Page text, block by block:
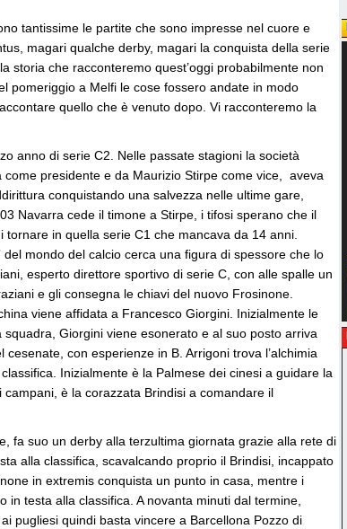
tantissime le partite che sono impresse nel cuore e
magari qualche derby, magari la conquista della serie
storia che racconteremo quest’oggi probabilmente non
pomeriggio a Melfi le cose fossero andate in modo
quello che è venuto dopo. Vi racconteremo la
anno di serie C2. Nelle passate stagioni la società
presidente e da Maurizio Stirpe come vice, aveva
conquistando una salvezza nelle ultime gare,
Navarra cede il timone a Stirpe, i tifosi sperano che il
in quella serie C1 che mancava da 14 anni.
mondo del calcio cerca una figura di spessore che lo
esperto direttore sportivo di serie C, con alle spalle un
e gli consegna le chiavi del nuovo Frosinone.
viene affidata a Francesco Giorgini. Inizialmente le
Giorgini viene esonerato e al suo posto arriva
con esperienze in B. Arrigoni trova l’alchimia
Inizialmente è la Palmese dei cinesi a guidare la
è la corazzata Brindisi a comandare il
fa suo un derby alla terzultima giornata grazie alla rete di
alla classifica, scavalcando proprio il Brindisi, incappato
in extremis conquista un punto in casa, mentre i
testa alla classifica. A novanta minuti dal termine,
pugliesi quindi basta vincere a Barcellona Pozzo di